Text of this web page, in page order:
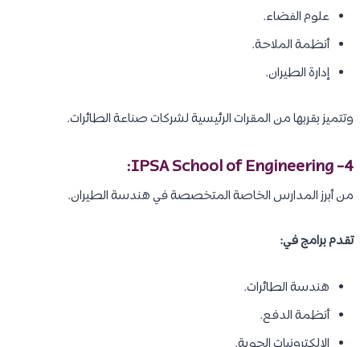
علوم الفضاء.
أنظمة الملاحة.
إدارة الطيران.
وتتميز بقربها من المقرات الرئيسية لشركات صناعة الطائرات.
4- IPSA School of Engineering:
من أبرز المدارس الخاصة المتخصصة في هندسة الطيران.
تقدم برامج في:
هندسة الطائرات.
أنظمة الدفع.